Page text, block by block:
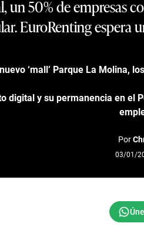
un 50% de empresas
EuroRenting espera
‘mall’ Parque La Molina,
digital y su permanencia en el
Por
03/01/